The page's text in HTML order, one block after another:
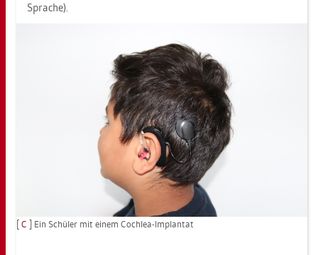
Spra­che).
[C ] Ein Schü­ler mit einem Co­ch­lea-Im­plan­tat